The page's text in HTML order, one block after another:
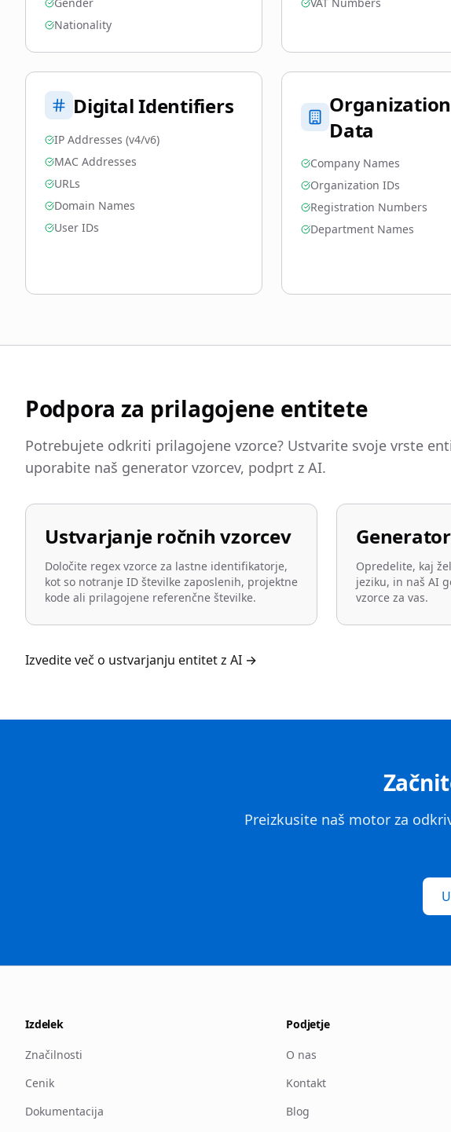
Nationality
Digital Identifiers
IP Addresses (v4/v6)
MAC Addresses
URLs
Domain Names
User IDs
Organization
Data
Company Names
Organization IDs
Registration Numbers
Department Names
Podpora za prilagojene entitete
Potrebujete odkriti prilagojene vzorce? Ustvarite svoje vrste
uporabite naš generator vzorcev, podprt z AI.
Ustvarjanje ročnih vzorcev
Določite regex vzorce za lastne identifikatorje,
kot so notranje ID številke zaposlenih, projektne
kode ali prilagojene referenčne številke.
Opredelite, kaj
jeziku, in naš AI
vzorce za vas.
Izvedite več o ustvarjanju entitet z AI →
Preizkusite naš motor za
Izdelek
Značilnosti
Cenik
Dokumentacija
Podjetje
O nas
Kontakt
Blog